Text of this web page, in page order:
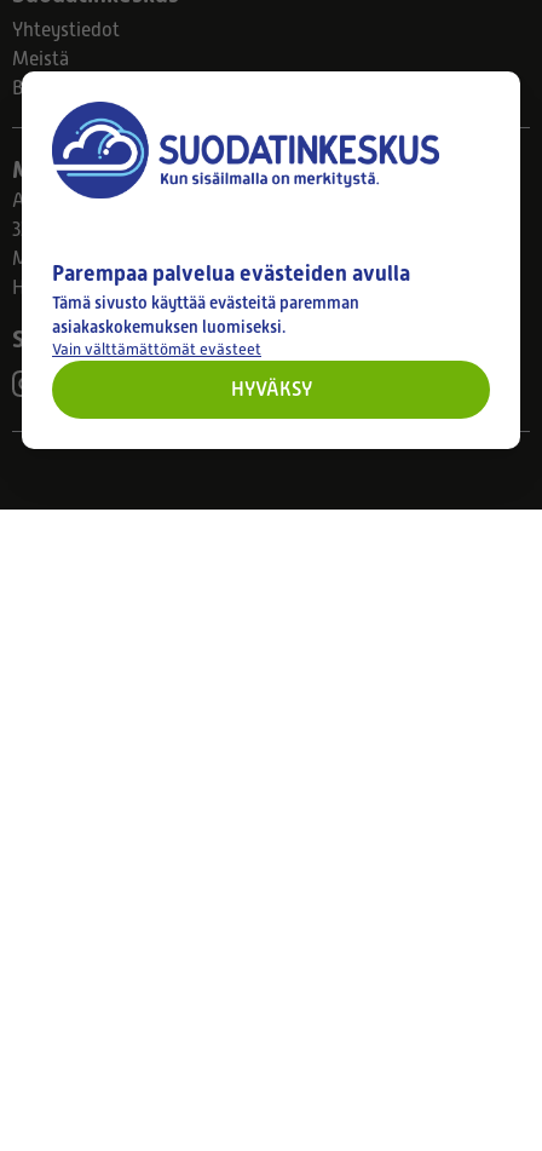
Yhteystiedot
Meistä
Blogi
Myymälä
Ahlmanintie 61
33800 Tampere
Ma–Pe 8–17
Huom! Myymälän poikkeusaukiolot: 27.7.-21.8. klo 8-16
Seuraa meitä
Parempaa palvelua evästeiden avulla
Tämä sivusto käyttää evästeitä paremman
asiakaskokemuksen luomiseksi.
Vain välttämättömät evästeet
HYVÄKSY